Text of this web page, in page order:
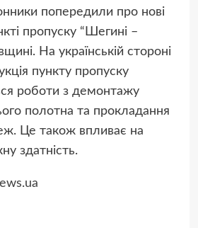
попередили про нові
пропуску “Шегині –
На українській стороні
пункту пропуску
роботи з демонтажу
полотна та прокладання
Це також впливає на
здатність.